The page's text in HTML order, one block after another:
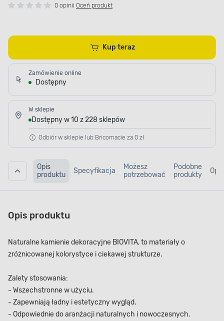
0 opinii Oceń produkt
Kup teraz
Zamówienie online
Dostępny
W sklepie
Dostępny w 10 z 228 sklepów
Odbiór w sklepie lub Bricomacie za 0 zł
Opis
produktu
Specyfikacja
Możesz
potrzebować
Podobne
produkty
Opis produktu
Naturalne kamienie dekoracyjne BIOVITA, to materiały o
zróżnicowanej kolorystyce i ciekawej strukturze.
Zalety stosowania:
- Wszechstronne w użyciu.
- Zapewniają ładny i estetyczny wygląd.
- Odpowiednie do aranżacji naturalnych i nowoczesnych.